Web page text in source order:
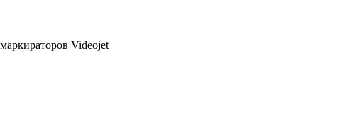
Videojet